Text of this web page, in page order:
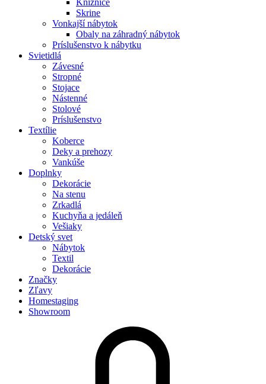
Knižnice
Skrine
Vonkajší nábytok
Obaly na záhradný nábytok
Príslušenstvo k nábytku
Svietidlá
Závesné
Stropné
Stojace
Nástenné
Stolové
Príslušenstvo
Textílie
Koberce
Deky a prehozy
Vankúše
Doplnky
Dekorácie
Na stenu
Zrkadlá
Kuchyňa a jedáleň
Vešiaky
Detský svet
Nábytok
Textil
Dekorácie
Značky
Zľavy
Homestaging
Showroom